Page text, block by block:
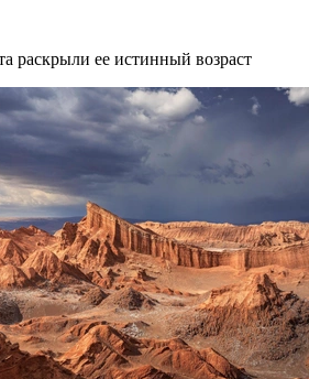
раскрыли ее истинный возраст